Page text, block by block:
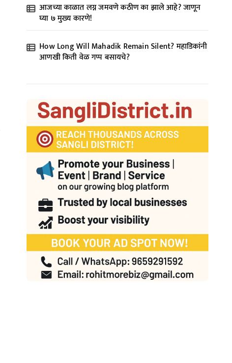
आजच्या काळात लग्न जमवणे कठीण का झाले आहे? जाणून
घ्या ७ मुख्य कारणे!
How Long Will Mahadik Remain Silent? महाडिकांनी
आणखी किती वेळ गप्प बसायचे?